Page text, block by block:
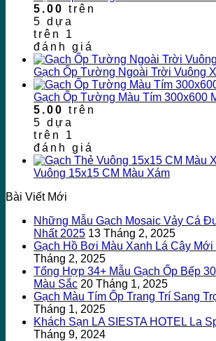
5.00 trên
5 dựa
trên 1
đánh giá
Gạch Ốp Tường Ngoài Trời Vuông
Gạch Ốp Tường Màu Tím 300x600
5.00 trên
5 dựa
trên 1
đánh giá
Vuông 15x15 CM Màu Xám
Bài Viết Mới
Những Mẫu Gạch Mosaic Vảy Cá
Nhất 2025 13 Tháng 2, 2025
Gạch Hồ Bơi Màu Xanh Lá Cây
Tháng 2, 2025
Tổng Hợp 34+ Mẫu Gạch Ốp Bếp
Màu Sắc 20 Tháng 1, 2025
Gạch Màu Tím Ốp Trang Trí Sang
Tháng 1, 2025
Khách Sạn LA SIESTA HOTEL La
Tháng 9, 2024